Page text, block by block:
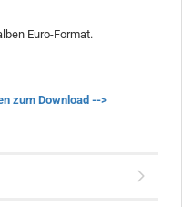
Euro-Format.
zum Download -->